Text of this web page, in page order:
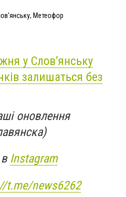
Метеофор
у Слов’янську
залишаться без
оновлення
Instagram
t.me/news6262